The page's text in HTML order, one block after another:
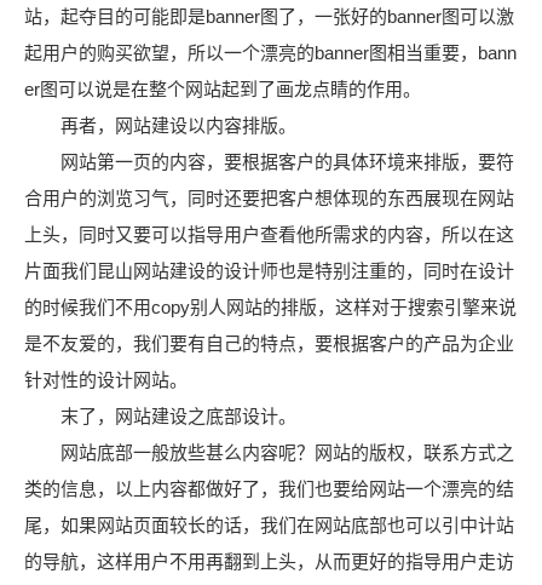
站，起夺目的可能即是banner图了，一张好的banner图可以激
起用户的购买欲望，所以一个漂亮的banner图相当重要，bann
er图可以说是在整个网站起到了画龙点睛的作用。
再者，网站建设以内容排版。
网站第一页的内容，要根据客户的具体环境来排版，要符
合用户的浏览习气，同时还要把客户想体现的东西展现在网站
上头，同时又要可以指导用户查看他所需求的内容，所以在这
片面我们昆山网站建设的设计师也是特别注重的，同时在设计
的时候我们不用copy别人网站的排版，这样对于搜索引擎来说
是不友爱的，我们要有自己的特点，要根据客户的产品为企业
针对性的设计网站。
末了，网站建设之底部设计。
网站底部一般放些甚么内容呢？网站的版权，联系方式之
类的信息，以上内容都做好了，我们也要给网站一个漂亮的结
尾，如果网站页面较长的话，我们在网站底部也可以引中计站
的导航，这样用户不用再翻到上头，从而更好的指导用户走访